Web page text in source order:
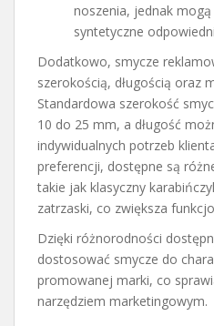
noszenia, jednak
syntetyczne
Dodatkowo, smycze
szerokością, długością oraz
Standardowa szerokość
10 do 25 mm, a długość
indywidualnych potrzeb
preferencji, dostępne są
takie jak klasyczny
zatrzaski, co zwiększa
Dzięki różnorodności
dostosować smycze do
promowanej marki, co
narzędziem marketingowym.